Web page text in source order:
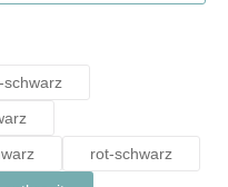
schwarz
rot-schwarz